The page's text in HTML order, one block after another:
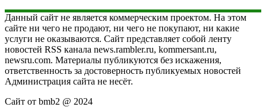
Данный сайт не является коммерческим проектом. На этом
сайте ни чего не продают, ни чего не покупают, ни какие
услуги не оказываются. Сайт представляет собой ленту
новостей RSS канала news.rambler.ru, kommersant.ru,
newsru.com. Материалы публикуются без искажения,
ответственность за достоверность публикуемых новостей
Администрация сайта не несёт.
Сайт от bmb2 @ 2024